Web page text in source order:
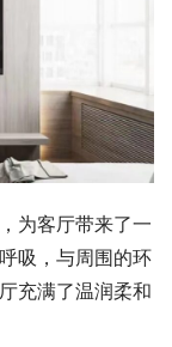
为客厅带来了一
吸，与周围的环
充满了温润柔和